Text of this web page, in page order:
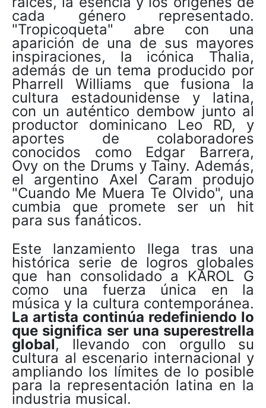
cada género representado.
"Tropicoqueta" abre con una
aparición de una de sus mayores
inspiraciones, la icónica Thalia,
además de un tema producido por
Pharrell Williams que fusiona la
cultura estadounidense y latina,
con un auténtico dembow junto al
productor dominicano Leo RD, y
aportes de colaboradores
conocidos como Edgar Barrera,
Ovy on the Drums y Tainy. Además,
el argentino Axel Caram produjo
"Cuando Me Muera Te Olvido", una
cumbia que promete ser un hit
para sus fanáticos.
Este lanzamiento llega tras una
histórica serie de logros globales
que han consolidado a KAROL G
como una fuerza única en la
música y la cultura contemporánea.
La artista continúa redefiniendo lo
que significa ser una superestrella
global, llevando con orgullo su
cultura al escenario internacional y
ampliando los límites de lo posible
para la representación latina en la
industria musical.